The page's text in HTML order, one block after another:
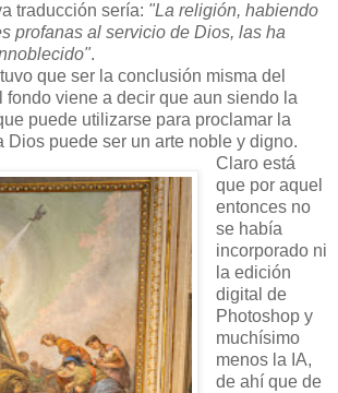
traducción sería: "La religión, habiendo
profanas al servicio de Dios, las ha
.
que ser la conclusión misma del
fondo viene a decir que aun siendo la
puede utilizarse para proclamar la
Dios puede ser un arte noble y digno.
Claro está
que por aquel
entonces no
se había
incorporado ni
la edición
digital de
Photoshop y
muchísimo
menos la IA,
de ahí que de